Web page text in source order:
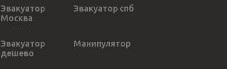
Эвакуатор
Москва
Эвакуатор спб
Эвакуатор
дешево
Манипулятор